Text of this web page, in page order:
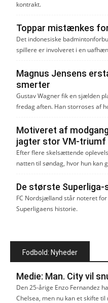
kontrakt.
Toppar mistænkes
Det indonesiske
spillere er involveret i en
Magnus Jensens
smerter
Gustav Wagner fik en sjælden
fredag aften. Han storroses af
Motiveret af
jagter stor VM-triumf
Efter flere skelsættende
natten til søndag, hvor hun kan
De største Superliga-
FC Nordsjælland står noteret
Superligaens historie.
Fodbold: Nyheder
Medie: Man. City vil
Den 25-årige Enzo Fernandez
Chelsea, men nu kan et skifte